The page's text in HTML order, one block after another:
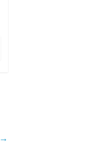
→